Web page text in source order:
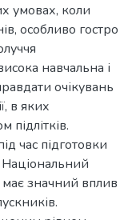
умовах, коли
особливо гостро
навчальна і
очікувань
в яких
підлітків.
час підготовки
значний вплив